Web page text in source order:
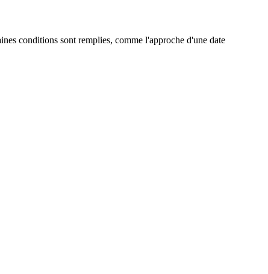
conditions sont remplies, comme l'approche d'une date